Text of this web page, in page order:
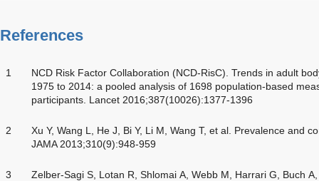
References
1
NCD Risk Factor Collaboration (NCD-RisC). Trends in adult
1975 to 2014: a pooled analysis of 1698 population-based
participants. Lancet 2016;387(10026):1377-1396
2
Xu Y, Wang L, He J, Bi Y, Li M, Wang T, et al. Prevalence and
JAMA 2013;310(9):948-959
3
Zelber-Sagi S, Lotan R, Shlomai A, Webb M, Harrari G, Buch